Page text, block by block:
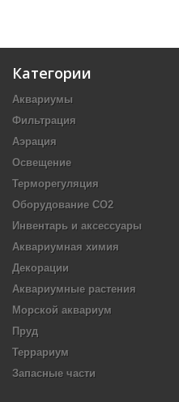
Категории
Аквариумы
Фильтрация
Аэрация
Освещение
Терморегуляция
Оборудование CO2
Инвентарь и аксессуары
Аквариумная химия
Декорации
Аквариумные растения
Морской аквариум
Пруд
Террариум
Запасные части